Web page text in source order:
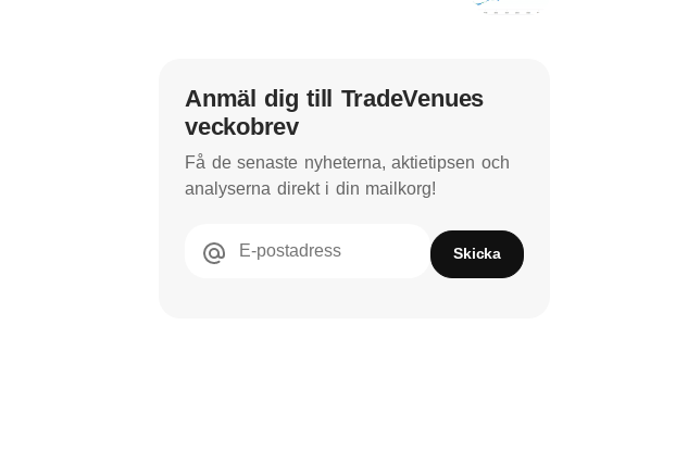
Anmäl dig till TradeVenues
veckobrev
Få de senaste nyheterna, aktietipsen och
analyserna direkt i din mailkorg!
E-postadress Skicka